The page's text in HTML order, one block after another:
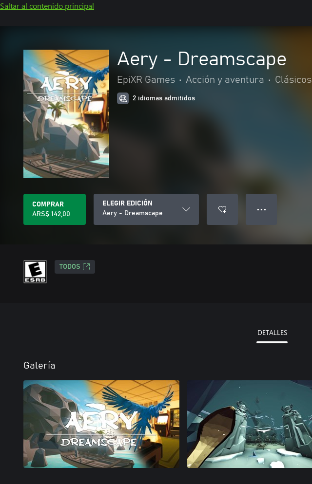
Saltar al contenido principal
Aery - Dreamscape
EpiXR Games • Acción y aventura • Clásicos
2 idiomas admitidos
COMPRAR
ARS$ 142,00
ELEGIR EDICIÓN
Aery - Dreamscape
● ● ●
TODOS
DETALLES
Galería